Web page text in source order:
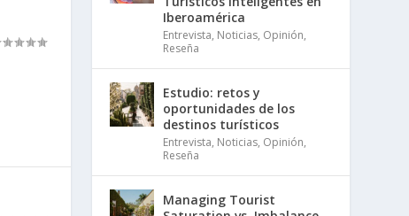
Iberoamérica
Entrevista, Noticias, Opinión,
Reseña
Estudio: retos y
oportunidades de los
destinos turísticos
Entrevista, Noticias, Opinión,
Reseña
Managing Tourist